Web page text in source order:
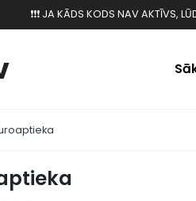
❗️❗️❗️ JA KĀDS KODS NAV AKTĪVS,